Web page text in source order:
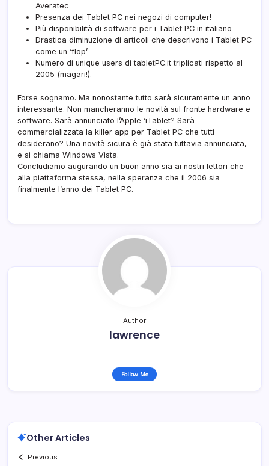
Averatec
Presenza dei Tablet PC nei negozi di computer!
Più disponibilità di software per i Tablet PC in italiano
Drastica diminuzione di articoli che descrivono i Tablet PC
come un ‘flop’
Numero di unique users di tabletPC.it triplicati rispetto al
2005 (magari!).
Forse sognamo. Ma nonostante tutto sarà sicuramente un anno
interessante. Non mancheranno le novità sul fronte hardware e
software. Sarà annunciato l’Apple ‘iTablet? Sarà
commercializzata la killer app per Tablet PC che tutti
desiderano? Una novità sicura è già stata tuttavia annunciata,
e si chiama Windows Vista.
Concludiamo augurando un buon anno sia ai nostri lettori che
alla piattaforma stessa, nella speranza che il 2006 sia
finalmente l’anno dei Tablet PC.
Author
lawrence
Follow Me
Other Articles
Previous